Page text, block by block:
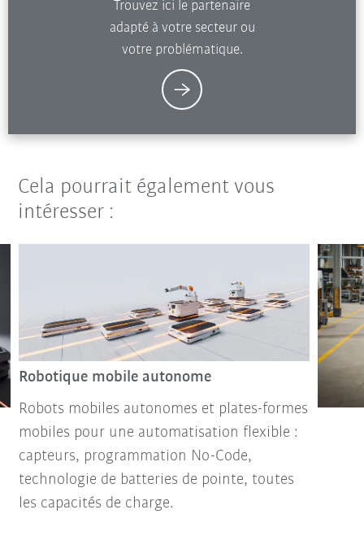
Trouvez ici le partenaire
adapté à votre secteur ou
votre problématique.
Cela pourrait également vous
intéresser :
Robotique mobile autonome
Robots mobiles autonomes et plates-formes
mobiles pour une automatisation flexible :
capteurs, programmation No-Code,
technologie de batteries de pointe, toutes
les capacités de charge.